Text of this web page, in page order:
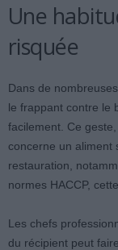
Une
risquée
Dans de
le frappant contre le
facilement. Ce
concerne un aliment
restauration,
normes HACCP,
Les chefs
du récipient peut